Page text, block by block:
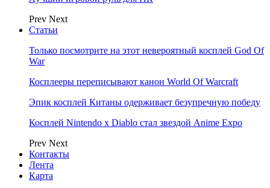
Prev Next
Статьи
Только посмотрите на этот невероятный косплей God Of
War
Косплееры переписывают канон World Of Warcraft
Эпик косплей Китаны одерживает безупречную победу
Косплей Nintendo x Diablo стал звездой Anime Expo
Prev Next
Контакты
Лента
Карта